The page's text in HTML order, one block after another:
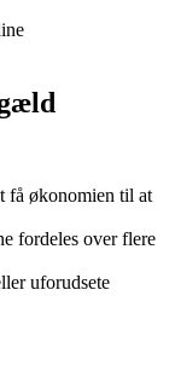
få økonomien til at
fordeles over flere
uforudsete